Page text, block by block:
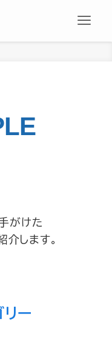
がけた
します。
リー